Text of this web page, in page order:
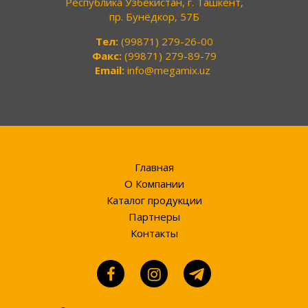
пр. Бунёдкор, 57Б
Тел: (99871) 279-26-00
Факс: (99871) 279-89-79
Email: info@megamix.uz
Главная
О Компании
Каталог продукции
Партнеры
Контакты